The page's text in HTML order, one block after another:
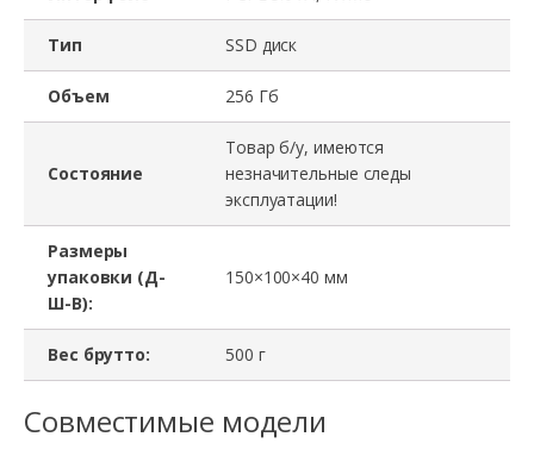
Тип SSD диск
Объем 256 Гб
Состояние
Товар б/у, имеются
незначительные следы
эксплуатации!
Размеры
упаковки (Д-
Ш-В):
150×100×40 мм
Вес брутто: 500 г
Совместимые модели